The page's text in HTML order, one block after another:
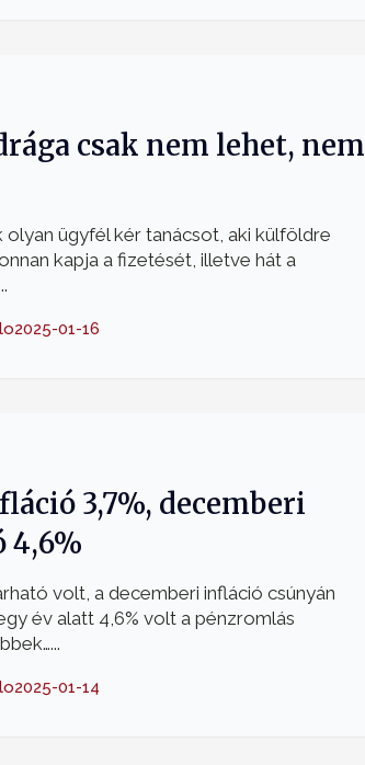
csak nem lehet, nem
olyan ügyfél kér tanácsot, aki külföldre
kapja a fizetését, illetve hát a
2025-01-16
3,7%, decemberi
4,6%
volt, a decemberi infláció csúnyán
év alatt 4,6% volt a pénzromlás
2025-01-14